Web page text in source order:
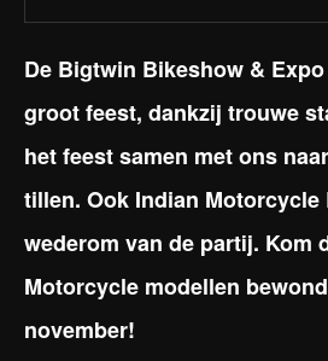
De Bigtwin Bikeshow &
groot feest, dankzij trouwe
het feest samen met ons
tillen. Ook Indian Motorcycle
wederom van de partij. Kom
Motorcycle modellen
november!